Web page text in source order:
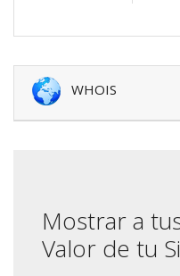
WHOIS
Mostrar a
Valor de tu